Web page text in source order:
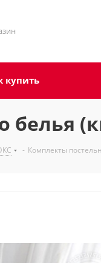
купить
белья
- Комплекты